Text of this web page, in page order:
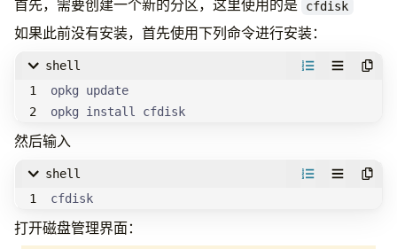
首先，需要创建一个新的分区，这里使用的是 cfdisk
如果此前没有安装，首先使用下列命令进行安装：
shell
opkg install cfdisk
然后输入
shell
cfdisk
打开磁盘管理界面：